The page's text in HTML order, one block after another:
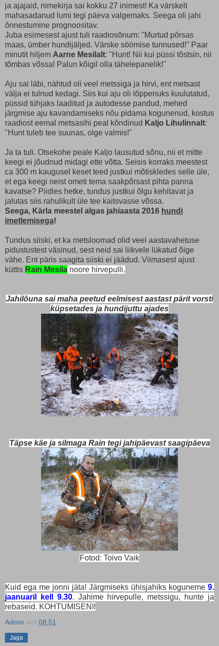
ja ajajaid, nimekirja sai kokku 27 inimest! Ka värskelt
mahasadanud lumi tegi päeva valgemaks. Seega oli jahi
õnnestumine prognoositav.
Juba esimesest ajust tuli raadiosõnum: "Murtud põrsas
maas, ümber hundijäljed. Värske söömise tunnused!" Paar
minutit hiljem Aarne Mesilalt: "Hunt! Nii kui püssi tõstsin, nii
tõmbas võssa! Palun kõigil olla tähelepanelik!"
Aju sai läbi, nähtud oli veel metssiga ja hirvi, ent metsast
välja ei tulnud kedagi. Siis kui aju oli lõppenuks kuulutatud,
püssid tühjaks laaditud ja autodesse pandud, mehed
järgmise aju kavandamiseks nõu pidama kogunenud, kostus
raadiost eemal metsasihi peal kõndinud Kaljo Lihulinnalt:
"Hunt tuleb tee suunas, olge valmis!"
Ja ta tuli. Otsekohe peale Kaljo lausutud sõnu, nii et mitte
keegi ei jõudnud midagi ette võtta. Seisis korraks meestest
ca 300 m kaugusel keset teed justkui mõtiskledes selle üle,
et ega keegi neist ometi tema saakpõrsast pihta panna
kavatse? Piidles hetke, tundus justkui õlgu kehitavat ja
jalutas siis rahulikult üle tee kaitsvasse võssa.
Seega, Kärla meestel algas jahiaasta 2016 hundi
imetlemisega!
Tundus siiski, et ka metsloomad olid veel aastavahetuse
pidustustest väsinud, sest neid sai liikvele lükatud õige
vähe. Ent päris saagita siiski ei jäädud. Viimasest ajust
küttis Rain Mesila noore hirvepulli.
Jahilõuna sai maha peetud eelmisest aastast pärit vorsti
küpsetades ja hundijuttu ajades
Täpse käe ja silmaga Rain tegi jahipäevast saagipäeva
Fotod: Toivo Vaik
Kuid ega me jonni jäta! Järgmiseks ühisjahiks koguneme 9.
jaanuaril kell 9.30. Jahime hirvepulle, metssigu, hunte ja
rebaseid. KOHTUMISENI!
Admin kell 08:51
Jaga